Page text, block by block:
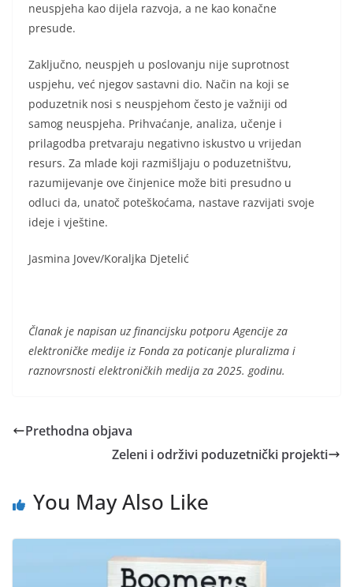
neuspjeha kao dijela razvoja, a ne kao konačne
presude.
Zaključno, neuspjeh u poslovanju nije suprotnost
uspjehu, već njegov sastavni dio. Način na koji se
poduzetnik nosi s neuspjehom često je važniji od
samog neuspjeha. Prihvaćanje, analiza, učenje i
prilagodba pretvaraju negativno iskustvo u vrijedan
resurs. Za mlade koji razmišljaju o poduzetništvu,
razumijevanje ove činjenice može biti presudno u
odluci da, unatoč poteškoćama, nastave razvijati svoje
ideje i vještine.
Jasmina Jovev/Koraljka Djetelić
Članak je napisan uz financijsku potporu Agencije za
elektroničke medije iz Fonda za poticanje pluralizma i
raznovrsnosti elektroničkih medija za 2025. godinu.
Prethodna objava
Zeleni i održivi poduzetnički projekti
You May Also Like